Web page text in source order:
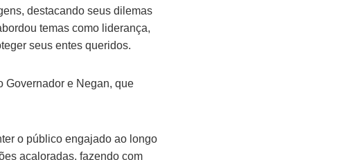
destacando seus dilemas
temas como liderança,
seus entes queridos.
Governador e Negan, que
o público engajado ao longo
acaloradas, fazendo com